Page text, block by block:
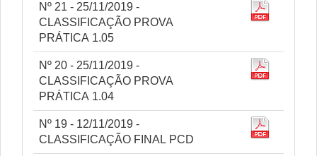
Nº 21 - 25/11/2019 -
CLASSIFICAÇÃO PROVA
PRÁTICA 1.05
Nº 20 - 25/11/2019 -
CLASSIFICAÇÃO PROVA
PRÁTICA 1.04
Nº 19 - 12/11/2019 -
CLASSIFICAÇÃO FINAL PCD